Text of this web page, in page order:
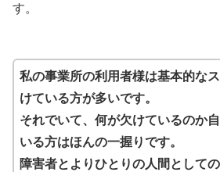
す。
私の事業所の利用者様は基本的な
けている方が多いです。
それでいて、何が欠けているのか
いる方はほんの一握りです。
障害者とよりひとりの人間として